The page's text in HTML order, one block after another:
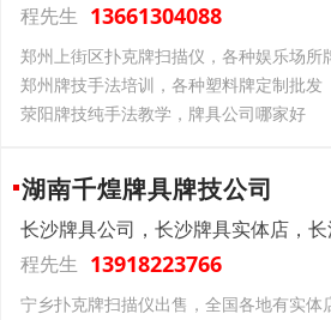
程先生 13661304088
郑州上街区扑克牌扫描仪，各种娱乐场所
郑州牌技手法培训，各种塑料牌定制批发
荥阳牌技纯手法教学，牌具公司哪家好
湖南千煌牌具牌技公司
长沙牌具公司，长沙牌具实体店，
程先生 13918223766
宁乡扑克牌扫描仪出售，全国各地有实体